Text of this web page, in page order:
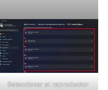
Seleccionar el reproductor